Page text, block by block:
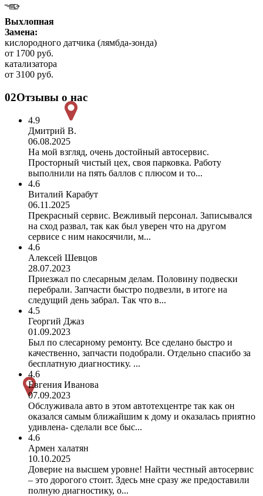
Выхлопная
Замена:
кислородного датчика (лямбда-зонда)
от 1700 руб.
катализатора
от 3100 руб.
02Отзывы о нас
4.9
Дмитрий В.
06.08.2025
На мой взгляд, очень достойный автосервис.
Просторный чистый цех, своя парковка. Работу
выполнили на пять баллов с плюсом и то...
4.6
Виталий Карабут
06.11.2025
Прекрасный сервис. Вежливый персонал. Записывался
на сход развал, так как был уверен что на другом
сервисе с ним накосячили, м...
4.6
Алексей Шевцов
28.07.2023
Приезжал по слесарным делам. Половину подвески
перебрали. Запчасти быстро подвезли, в итоге на
следущий день забрал. Так что в...
4.5
Георгий Джаз
01.09.2023
Был по слесарному ремонту. Все сделано быстро и
качественно, запчасти подобрали. Отдельно спасибо за
бесплатную диагностику. ...
4.6
Евгения Иванова
07.09.2023
Обслуживала авто в этом автотехцентре так как он
оказался самым ближайшим к дому и оказалась приятно
удивлена- сделали все быс...
4.6
Армен халатян
10.10.2025
Доверие на высшем уровне! Найти честный автосервис
– это дорогого стоит. Здесь мне сразу же предоставили
полную диагностику, о...